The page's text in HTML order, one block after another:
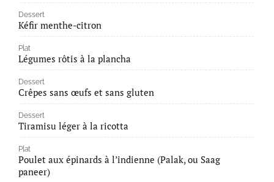
Dessert
Kéfir menthe-citron
Plat
Légumes rôtis à la plancha
Dessert
Crêpes sans œufs et sans gluten
Dessert
Tiramisu léger à la ricotta
Plat
Poulet aux épinards à l’indienne (Palak, ou Saag
paneer)